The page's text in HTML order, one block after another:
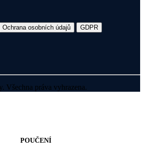
Ochrana osobních údajů GDPR
Všechna práva vyhrazena.
POUČENÍ